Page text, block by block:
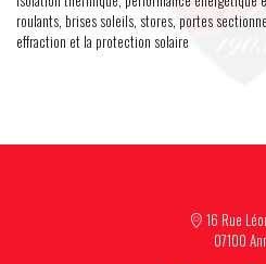
roulants, brises soleils, stores, portes
effraction et la protection solaire
16 Rue
07100